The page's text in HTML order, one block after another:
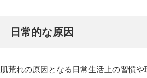
日常的な原因
肌荒れの原因となる日常生活上の習慣